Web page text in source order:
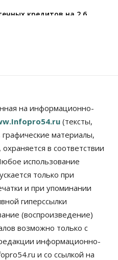
кредитов на 2,6
разрешение на
от 270 баллов,
настойчиво
высокобалльников
из-за засухи
на информационно-
(тексты,
материалы,
в соответствии
использование
только при
и при упоминании
гиперссылки
(воспроизведение)
возможно только с
информационно-
и со ссылкой на